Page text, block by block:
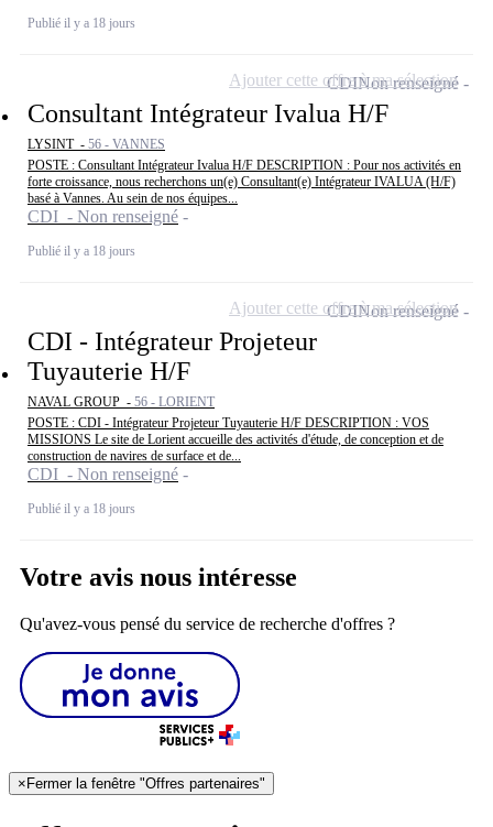
Publié il y a 18 jours
Consultant Intégrateur Ivalua H/F
LYSINT - 56 - VANNES
POSTE : Consultant Intégrateur Ivalua H/F DESCRIPTION : Pour nos activités en
forte croissance, nous recherchons un(e) Consultant(e) Intégrateur IVALUA (H/F)
basé à Vannes. Au sein de nos équipes...
CDI - Non renseigné
Publié il y a 18 jours
CDINon renseigné
Ajouter cette offre à ma sélection
CDI - Intégrateur Projeteur
Tuyauterie H/F
NAVAL GROUP - 56 - LORIENT
POSTE : CDI - Intégrateur Projeteur Tuyauterie H/F DESCRIPTION : VOS
MISSIONS Le site de Lorient accueille des activités d'étude, de conception et de
construction de navires de surface et de...
CDI - Non renseigné
Publié il y a 18 jours
CDINon renseigné
Ajouter cette offre à ma sélection
Votre avis nous intéresse
Qu'avez-vous pensé du service de recherche d'offres ?
× Fermer la fenêtre "Offres partenaires"